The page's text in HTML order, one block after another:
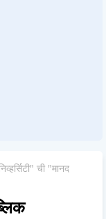
ची "मानद